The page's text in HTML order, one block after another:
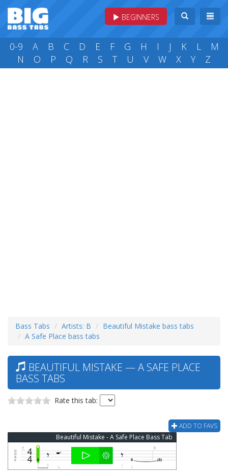
BEGINNERS
0-9 A B C D E F G H I J K L
M
N
O P Q R S T U V W X Y Z
Bass Tabs Artists: B
Beautiful Mistake bass tabs
A Safe Place bass tabs
BEAUTIFUL MISTAKE — A SAFE PLACE
BASS TABS
Rate this tab:
ADD TO FAVS
Beautiful Mistake - A Safe Place Bass Tab